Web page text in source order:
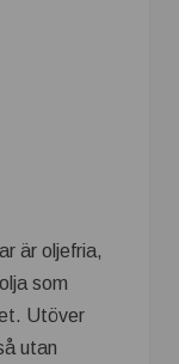
är oljefria,
som
Utöver
utan